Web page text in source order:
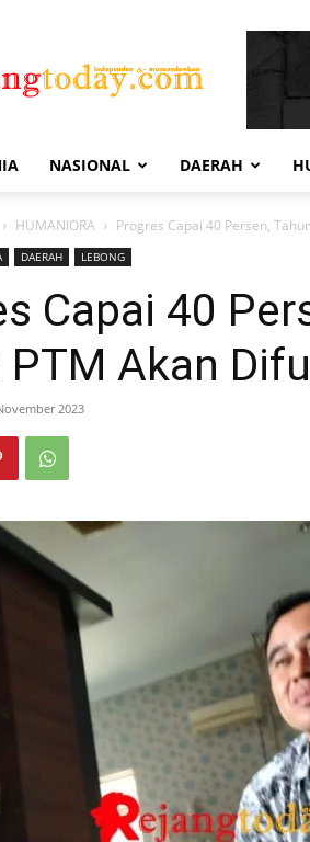
Today
NASIONAL DAERAH
HUMANIORA Progres Capai 40 Persen,
DAERAH LEBONG
Capai 40
PTM Akan
2023